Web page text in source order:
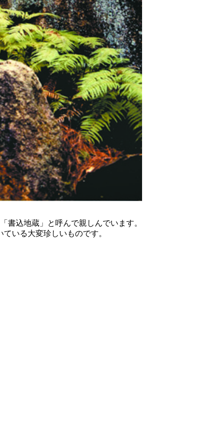
書込地蔵」と呼んで親しんでいます。
いる大変珍しいものです。